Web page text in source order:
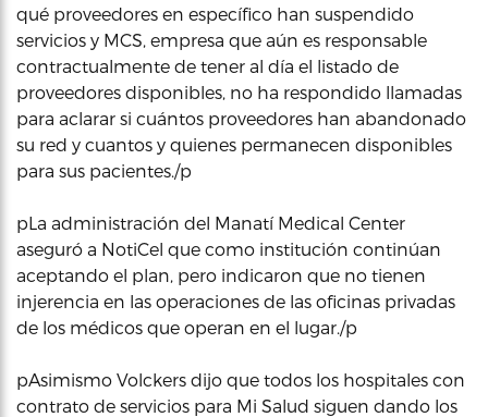
qué proveedores en específico han suspendido
servicios y MCS, empresa que aún es responsable
contractualmente de tener al día el listado de
proveedores disponibles, no ha respondido llamadas
para aclarar si cuántos proveedores han abandonado
su red y cuantos y quienes permanecen disponibles
para sus pacientes./p
pLa administración del Manatí Medical Center
aseguró a NotiCel que como institución continúan
aceptando el plan, pero indicaron que no tienen
injerencia en las operaciones de las oficinas privadas
de los médicos que operan en el lugar./p
pAsimismo Volckers dijo que todos los hospitales con
contrato de servicios para Mi Salud siguen dando los